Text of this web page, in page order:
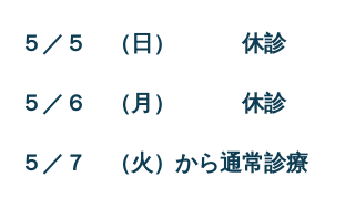
５／５　（日）　　　休診
５／６　（月）　　　休診
５／７　（火）から通常診療